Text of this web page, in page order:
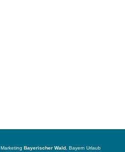
Marketing Bayerischer Wald Bayern Urlaub